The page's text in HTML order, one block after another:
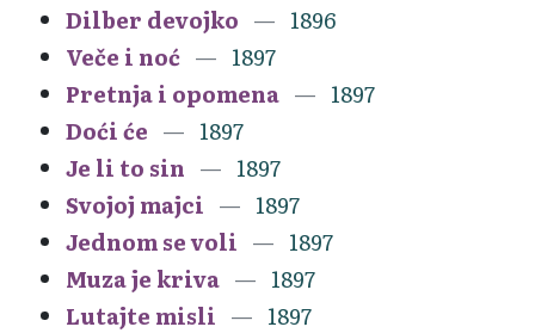
Dilber devojko
1896
Veče i noć
1897
Pretnja i opomena
1897
Doći će
1897
Je li to sin
1897
Svojoj majci
1897
Jednom se voli
1897
Muza je kriva
1897
Lutajte misli
1897